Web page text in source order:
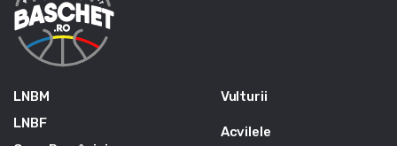
LNBM
LNBF
Vulturii
Acvilele